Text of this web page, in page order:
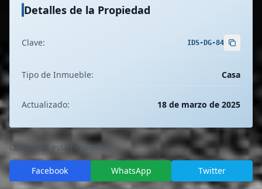
Detalles de la Propiedad
Clave: IDS-DG-84
Tipo de Inmueble: Casa
Actualizado: 18 de marzo de 2025
Compartir esta propiedad:
Facebook WhatsApp Twitter